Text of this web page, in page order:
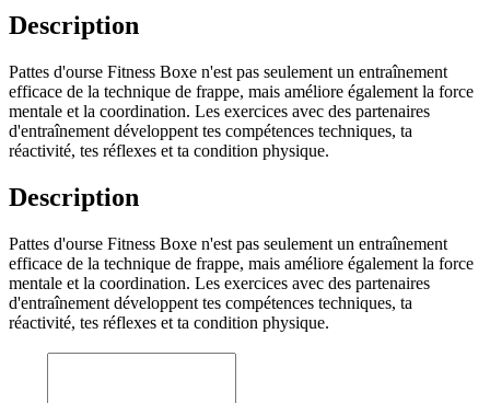
Description
Pattes d'ourse Fitness Boxe n'est pas seulement un entraînement
efficace de la technique de frappe, mais améliore également la force
mentale et la coordination. Les exercices avec des partenaires
d'entraînement développent tes compétences techniques, ta
réactivité, tes réflexes et ta condition physique.
Description
Pattes d'ourse Fitness Boxe n'est pas seulement un entraînement
efficace de la technique de frappe, mais améliore également la force
mentale et la coordination. Les exercices avec des partenaires
d'entraînement développent tes compétences techniques, ta
réactivité, tes réflexes et ta condition physique.